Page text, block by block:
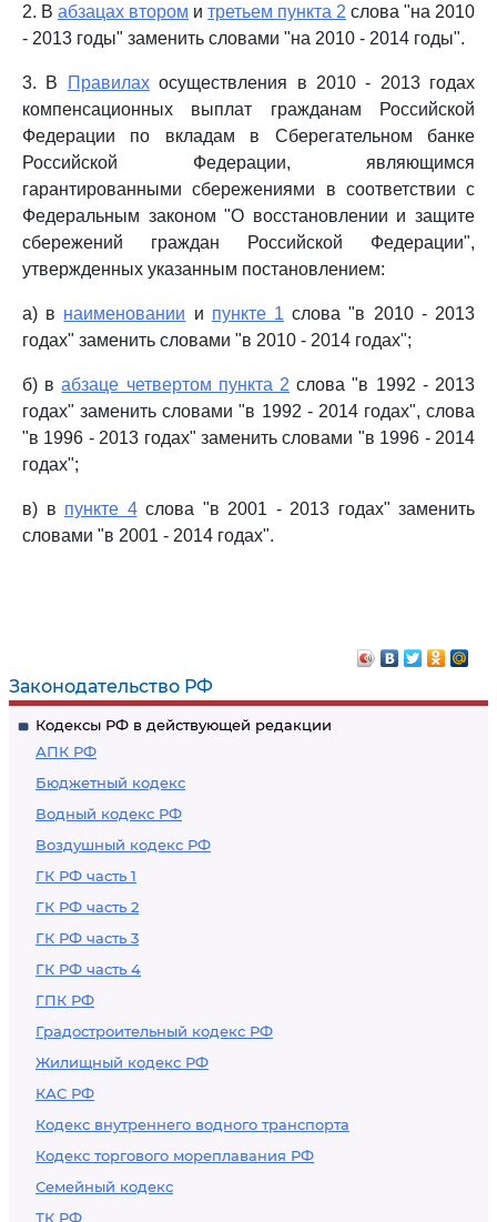
Законодательство РФ
Кодексы РФ в действующей редакции
АПК РФ
Бюджетный кодекс
Водный кодекс РФ
Воздушный кодекс РФ
ГК РФ часть 1
ГК РФ часть 2
ГК РФ часть 3
ГК РФ часть 4
ГПК РФ
Градостроительный кодекс РФ
Жилищный кодекс РФ
КАС РФ
Кодекс внутреннего водного транспорта
Кодекс торгового мореплавания РФ
Семейный кодекс
ТК РФ
2. В абзацах втором и третьем пункта 2 слова "на 2010
- 2013 годы" заменить словами "на 2010 - 2014 годы".
3. В Правилахосуществления в 2010 - 2013 годах
компенсационных выплат гражданам Российской
Федерации по вкладам в Сберегательном банке
Российской Федерации, являющимся
гарантированными сбережениями в соответствии с
Федеральным законом "О восстановлении и защите
сбережений граждан Российской Федерации",
утвержденных указанным постановлением:
а) в наименовании и пункте 1 слова "в 2010 - 2013
годах" заменить словами "в 2010 - 2014 годах";
б) вабзаце четвертом пункта 2 слова "в 1992 - 2013
годах" заменить словами "в 1992 - 2014 годах", слова
"в 1996 - 2013 годах" заменить словами "в 1996 - 2014
годах";
в) в пункте 4слова "в 2001 - 2013 годах" заменить
словами "в 2001 - 2014 годах".